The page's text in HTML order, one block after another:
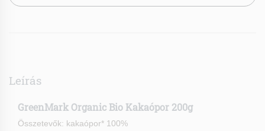
Leírás
GreenMark Organic Bio Kakaópor 200g
Összetevők: kakaópor* 100%